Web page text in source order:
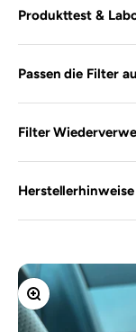
Produkttest &
Passen die Filter
Filter
Herstellerhinweise
Bild vergrößern